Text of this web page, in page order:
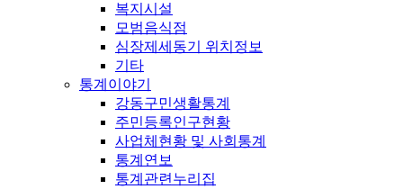
복지시설
모범음식점
심장제세동기 위치정보
기타
통계이야기
강동구민생활통계
주민등록인구현황
사업체현황 및 사회통계
통계연보
통계관련누리집